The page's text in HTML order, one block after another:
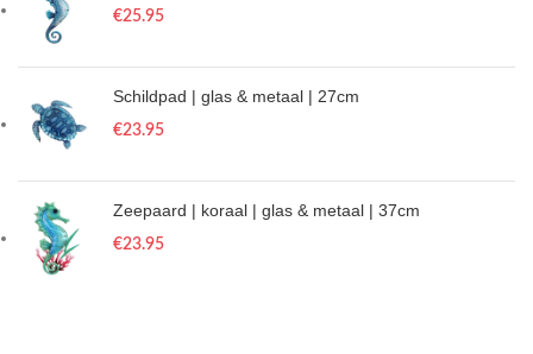
€25.95
Schildpad | glas & metaal | 27cm
€23.95
Zeepaard | koraal | glas & metaal | 37cm
€23.95